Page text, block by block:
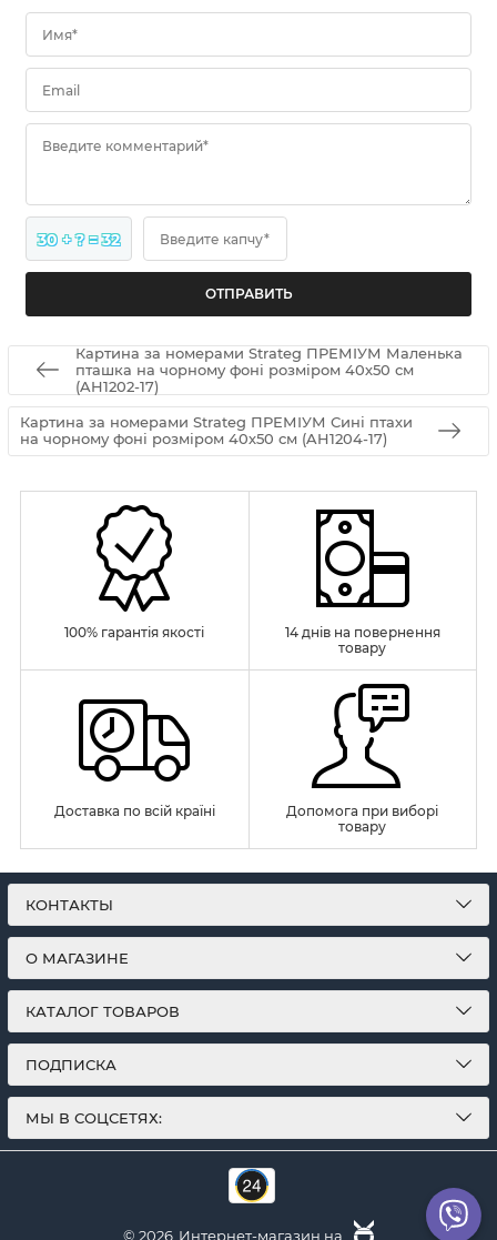
Имя*
Email
Введите комментарий*
30 + ? = 32 Введите капчу*
Картина за номерами Strateg ПРЕМІУМ Маленька
пташка на чорному фоні розміром 40х50 см
(AH1202-17)
Картина за номерами Strateg ПРЕМІУМ Сині птахи
на чорному фоні розміром 40х50 см (AH1204-17)
100% гарантія якості
14 днів на повернення
товару
Доставка по всій країні
Допомога при виборі
товару
КОНТАКТЫ
О МАГАЗИНЕ
КАТАЛОГ ТОВАРОВ
ПОДПИСКА
МЫ В СОЦСЕТЯХ:
© 2026 Интернет-магазин на